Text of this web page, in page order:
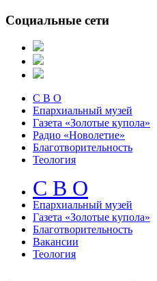
Социальные сети
С В О
Епархиальный музей
Газета «Золотые купола»
Радио «Новолетие»
Благотворительность
Теология
С В О
Епархиальный музeй
Газета «Золотые купола»
Благотворительность
Вакансии
Теология